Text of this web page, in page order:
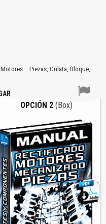
– Piezas, Culata, Bloque,
OPCIÓN 2(Box)